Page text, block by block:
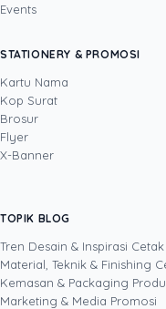
Video Editor
konten
kebutuhan
konten
dari
menarik
membantu
kreativitas
Events
STATIONERY & PROMOSI
Kartu Nama
Kop Surat
Brosur
Flyer
X-Banner
TOPIK BLOG
Tren Desain & Inspirasi Cetak
Material, Teknik & Finishing
Kemasan & Packaging
Marketing & Media Promosi